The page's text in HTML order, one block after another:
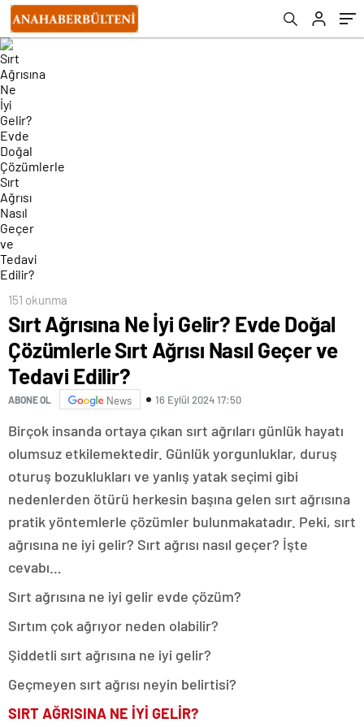
Edilir?
151 okunma
Sırt Ağrısına Ne İyi Gelir? Evde Doğal
Çözümlerle Sırt Ağrısı Nasıl Geçer ve
Tedavi Edilir?
ABONE OL News 16 Eylül 2024 17:50
Birçok insanda ortaya çıkan sırt ağrıları günlük hayatı
olumsuz etkilemektedir. Günlük yorgunluklar, duruş
oturuş bozuklukları ve yanlış yatak seçimi gibi
nedenlerden ötürü herkesin başına gelen sırt ağrısına
pratik yöntemlerle çözümler bulunmakatadır. Peki, sırt
ağrısına ne iyi gelir? Sırt ağrısı nasıl geçer? İşte
cevabı…
Sırt ağrısına ne iyi gelir evde çözüm?
Sırtım çok ağrıyor neden olabilir?
Şiddetli sırt ağrısına ne iyi gelir?
Geçmeyen sırt ağrısı neyin belirtisi?
SIRT AĞRISINA NE İYİ GELİR?